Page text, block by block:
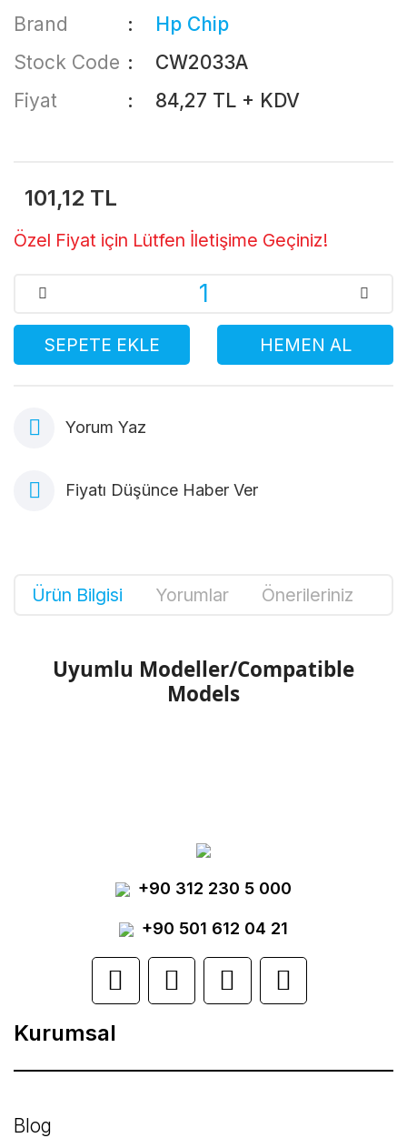
Brand
Hp Chip
Stock Code
CW2033A
Fiyat
84,27 TL + KDV
101,12 TL
Özel Fiyat için Lütfen İletişime Geçiniz!
SEPETE EKLE HEMEN AL
Yorum Yaz
Fiyatı Düşünce Haber Ver
Ürün Bilgisi Yorumlar Önerileriniz
Uyumlu Modeller/Compatible
Models
Yorum Yaz
Ürün resmi kalitesiz, bozuk veya
görüntülenemiyor.
Ürün açıklamasında eksik bilgiler bulunuyor.
Ürün bilgilerinde hatalar bulunuyor.
Ürün fiyatı diğer sitelerden daha pahalı.
Bu ürüne benzer farklı alternatifler olmalı.
+90 312 230 5 000
+90 501 612 04 21
Kurumsal
Blog